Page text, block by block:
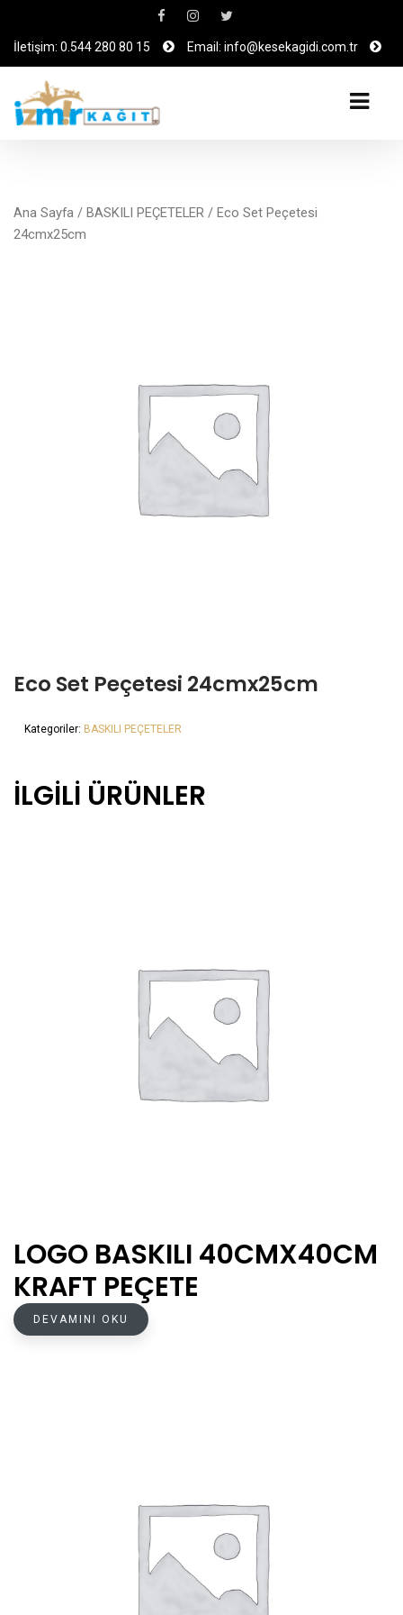
İletişim: 0.544 280 80 15 Email: info@kesekagidi.com.tr
Ana Sayfa / BASKILI PEÇETELER / Eco Set Peçetesi
24cmx25cm
Eco Set Peçetesi 24cmx25cm
Kategoriler: BASKILI PEÇETELER
İLGILI ÜRÜNLER
LOGO BASKILI 40CMX40CM
KRAFT PEÇETE
DEVAMINI OKU